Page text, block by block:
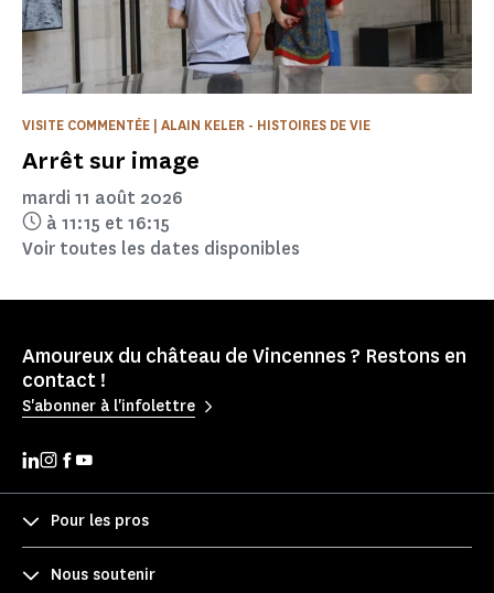
Arrêt sur image
VISITE COMMENTÉE | ALAIN KELER - HISTOIRES DE VIE
mardi 11 août 2026
à 11:15 et 16:15
Voir toutes les dates disponibles
Amoureux du château de Vincennes ? Restons en
contact !
S'abonner à l'infolettre
Pour les pros
Nous soutenir